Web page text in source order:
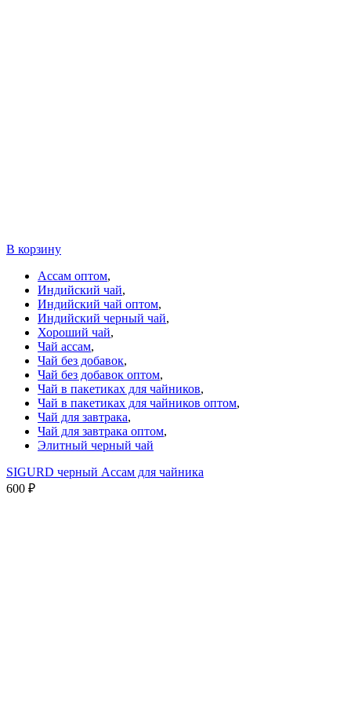
В корзину
Ассам оптом,
Индийский чай,
Индийский чай оптом,
Индийский черный чай,
Хороший чай,
Чай ассам,
Чай без добавок,
Чай без добавок оптом,
Чай в пакетиках для чайников,
Чай в пакетиках для чайников оптом,
Чай для завтрака,
Чай для завтрака оптом,
Элитный черный чай
SIGURD черный Ассам для чайника
600 ₽